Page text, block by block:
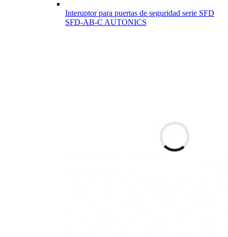
Interuptor para puertas de seguridad serie SFD
SFD-AB-C AUTONICS